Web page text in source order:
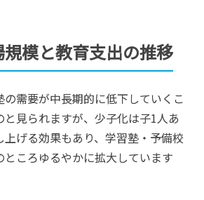
模と教育支出の推移
需要が中長期的に低下していくこ
と見られますが、少子化は子1人あ
上げる効果もあり、学習塾・予備校
ころゆるやかに拡大しています